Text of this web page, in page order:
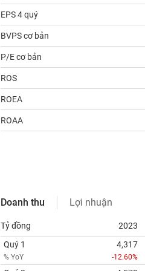
EPS 4 quý
BVPS cơ bản
P/E cơ bản
ROS
ROEA
ROAA
Doanh thu Lợi nhuận
Tỷ đồng 2023
Quý 1
% YoY
4,317
-12.60%